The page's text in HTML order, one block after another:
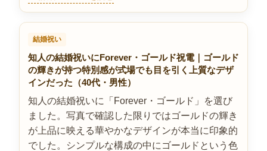
結婚祝い
知人の結婚祝いにForever・ゴールド祝電｜ゴールド
の輝きが持つ特別感が式場でも目を引く上質なデザ
インだった（40代・男性）
知人の結婚祝いに「Forever・ゴールド」を選び
ました。写真で確認した限りではゴールドの輝き
が上品に映える華やかなデザインが本当に印象的
でした。シンプルな構成の中にゴールドという色